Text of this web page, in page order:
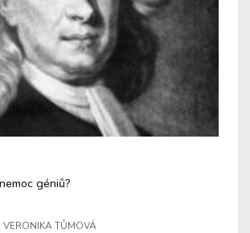
géniů?
VERONIKA TŮMOVÁ